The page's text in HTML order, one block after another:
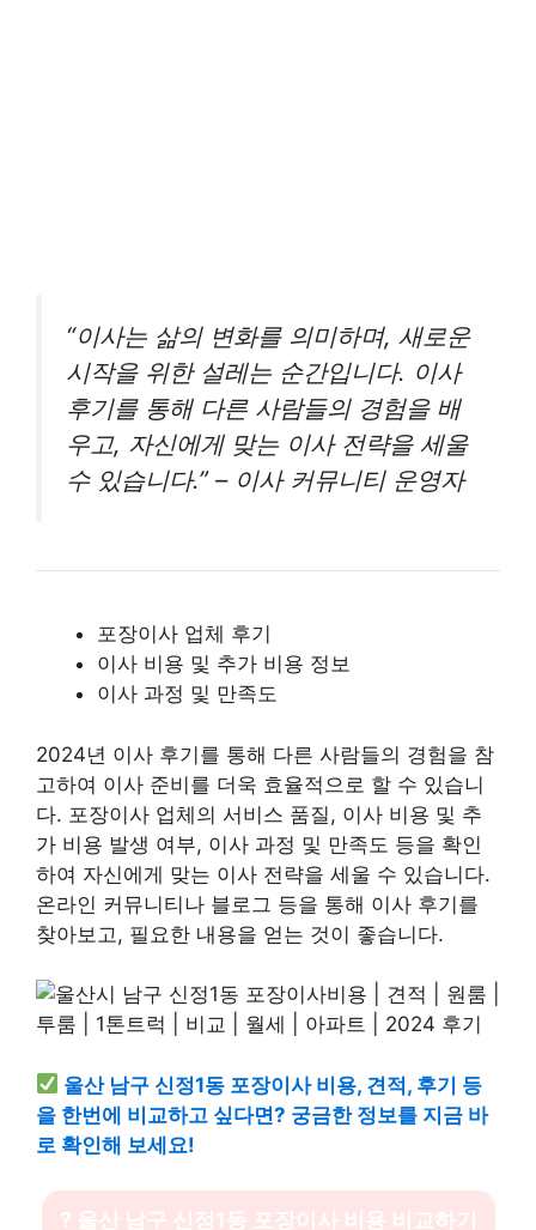
“이사는 삶의 변화를 의미하며, 새로운
시작을 위한 설레는 순간입니다. 이사
후기를 통해 다른 사람들의 경험을 배
우고, 자신에게 맞는 이사 전략을 세울
수 있습니다.” – 이사 커뮤니티 운영자
포장이사 업체 후기
이사 비용 및 추가 비용 정보
이사 과정 및 만족도
2024년 이사 후기를 통해 다른 사람들의 경험을 참
고하여 이사 준비를 더욱 효율적으로 할 수 있습니
다. 포장이사 업체의 서비스 품질, 이사 비용 및 추
가 비용 발생 여부, 이사 과정 및 만족도 등을 확인
하여 자신에게 맞는 이사 전략을 세울 수 있습니다.
온라인 커뮤니티나 블로그 등을 통해 이사 후기를
찾아보고, 필요한 내용을 얻는 것이 좋습니다.
울산 남구 신정1동 포장이사 비용, 견적, 후기 등
을 한번에 비교하고 싶다면? 궁금한 정보를 지금 바
로 확인해 보세요!
? 울산 남구 신정1동 포장이사 비용 비교하기